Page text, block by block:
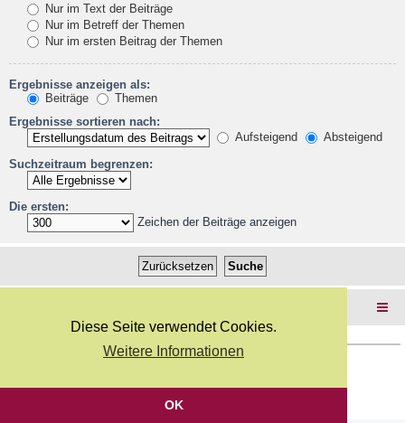
Diese Seite verwendet Cookies.
Weitere Informationen
OK
Nur im Text der Beiträge
Nur im Betreff der Themen
Nur im ersten Beitrag der Themen
Ergebnisse anzeigen als:
Beiträge
Themen
Ergebnisse sortieren nach:
Aufsteigend
Absteigend
Suchzeitraum begrenzen:
Die ersten:
Zeichen der Beiträge anzeigen
Deutsche Übersetzung durchphpBB.de